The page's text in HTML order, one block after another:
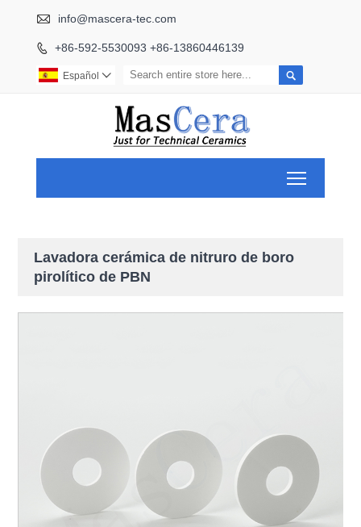
 info@mascera-tec.com
 +86-592-5530093 +86-13860446139

Español 
Lavadora cerámica de nitruro de boro
pirolítico de PBN